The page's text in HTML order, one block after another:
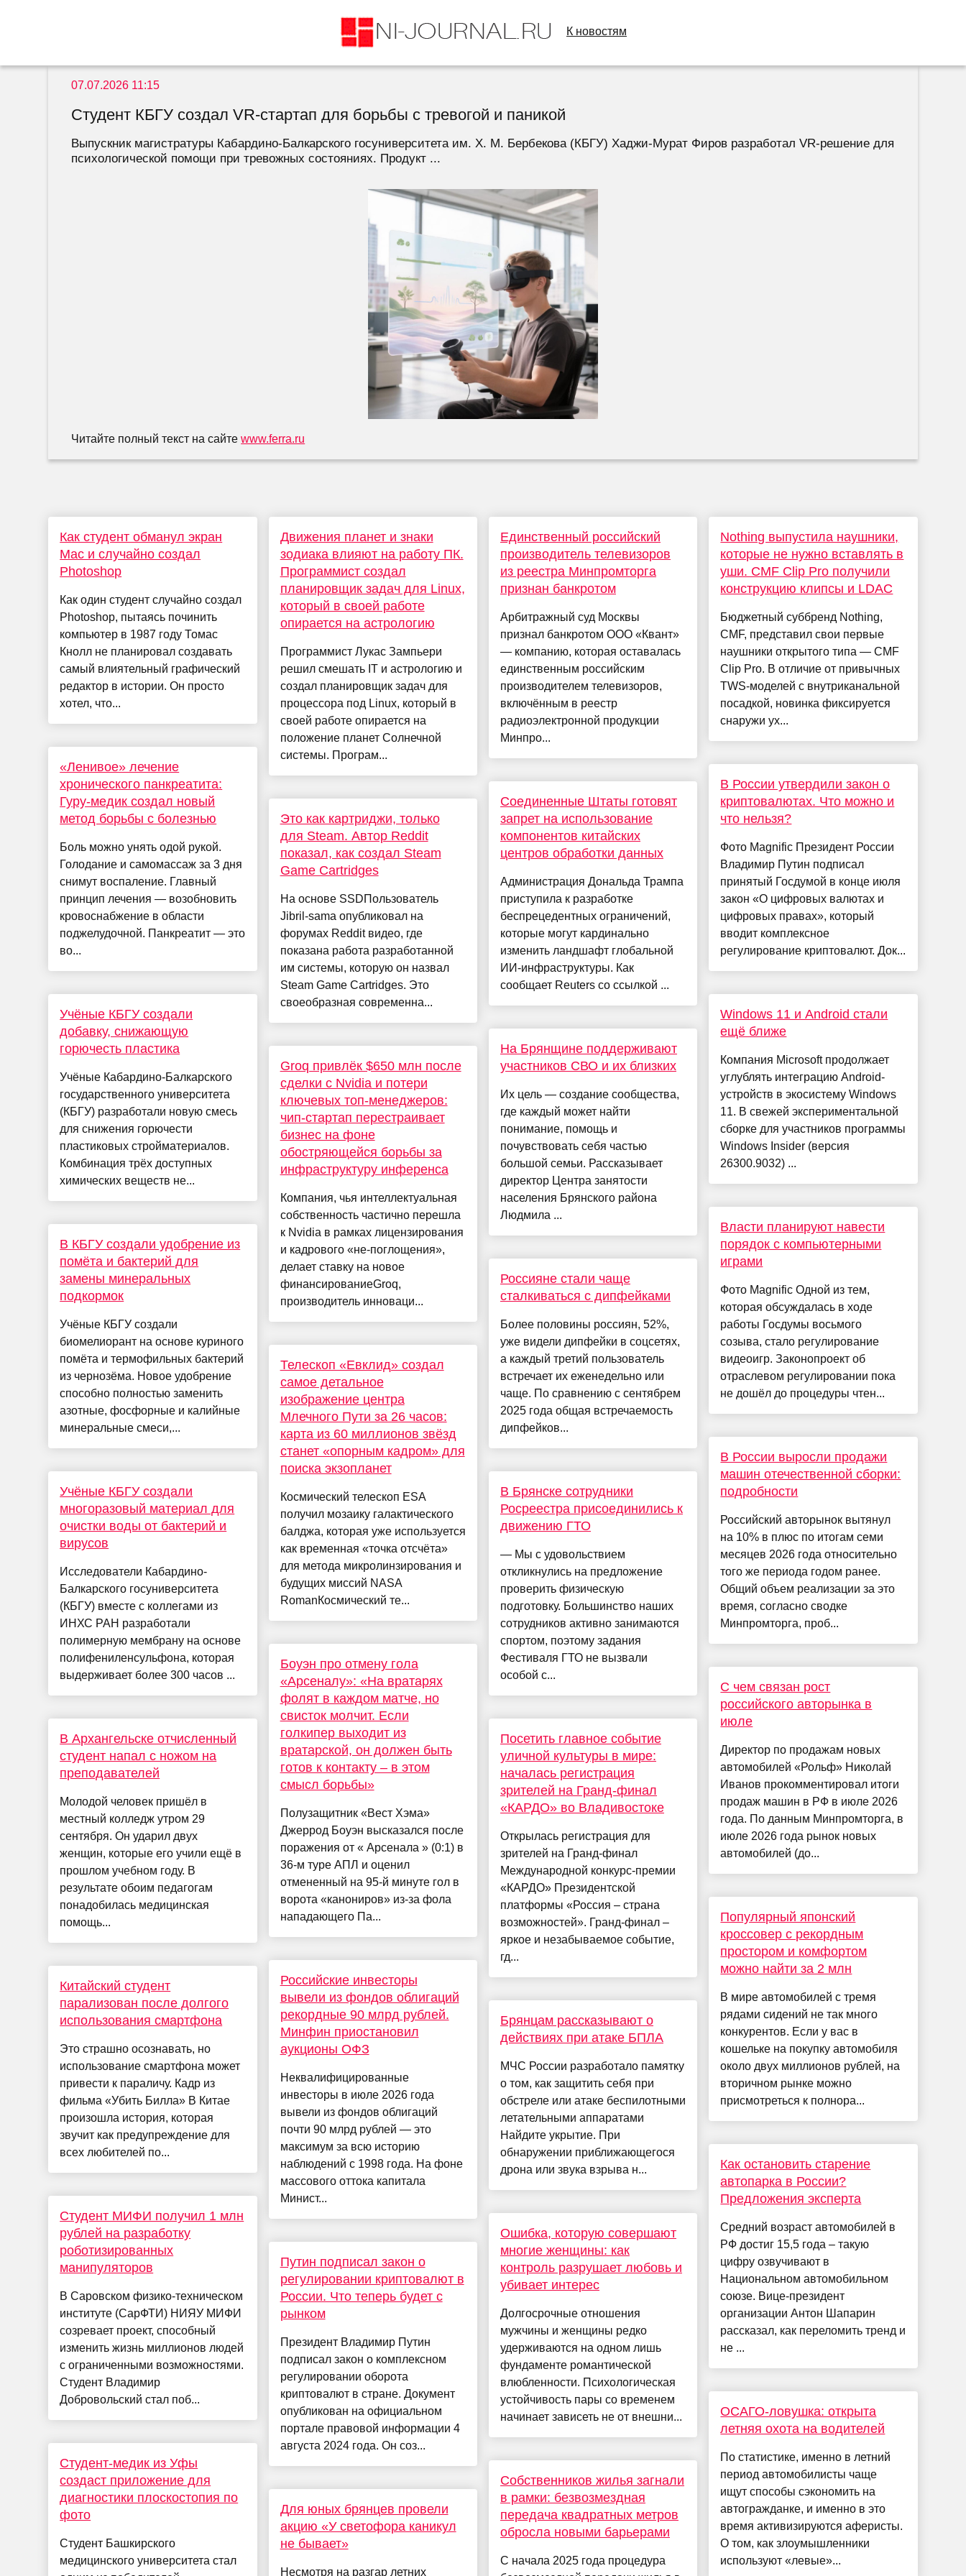
К новостям
07.07.2026 11:15
Студент КБГУ создал VR-стартап для борьбы с тревогой и паникой
Выпускник магистратуры Кабардино-Балкарского госуниверситета им. Х. М. Бербекова (КБГУ) Хаджи-Мурат Фиров разработал VR-решение для
психологической помощи при тревожных состояниях. Продукт ...
Читайте полный текст на сайтеwww.ferra.ru
Как студент обманул экран
Mac и случайно создал
Photoshop
Как один студент случайно создал
Photoshop, пытаясь починить
компьютер в 1987 году Томас
Кнолл не планировал создавать
самый влиятельный графический
редактор в истории. Он просто
хотел, что...
«Ленивое» лечение
хронического панкреатита:
Гуру-медик создал новый
метод борьбы с болезнью
Боль можно унять одой рукой.
Голодание и самомассаж за 3 дня
снимут воспаление. Главный
принцип лечения — возобновить
кровоснабжение в области
поджелудочной. Панкреатит — это
во...
Учёные КБГУ создали
добавку, снижающую
горючесть пластика
Учёные Кабардино-Балкарского
государственного университета
(КБГУ) разработали новую смесь
для снижения горючести
пластиковых стройматериалов.
Комбинация трёх доступных
химических веществ не...
В КБГУ создали удобрение из
помёта и бактерий для
замены минеральных
подкормок
Учёные КБГУ создали
биомелиорант на основе куриного
помёта и термофильных бактерий
из чернозёма. Новое удобрение
способно полностью заменить
азотные, фосфорные и калийные
минеральные смеси,...
Учёные КБГУ создали
многоразовый материал для
очистки воды от бактерий и
вирусов
Исследователи Кабардино-
Балкарского госуниверситета
(КБГУ) вместе с коллегами из
ИНХС РАН разработали
полимерную мембрану на основе
полифениленсульфона, которая
выдерживает более 300 часов ...
В Архангельске отчисленный
студент напал с ножом на
преподавателей
Молодой человек пришёл в
местный колледж утром 29
сентября. Он ударил двух
женщин, которые его учили ещё в
прошлом учебном году. В
результате обоим педагогам
понадобилась медицинская
помощь...
Китайский студент
парализован после долгого
использования смартфона
Это страшно осознавать, но
использование смартфона может
привести к параличу. Кадр из
фильма «Убить Билла» В Китае
произошла история, которая
звучит как предупреждение для
всех любителей по...
Студент МИФИ получил 1 млн
рублей на разработку
роботизированных
манипуляторов
В Саровском физико-техническом
институте (СарФТИ) НИЯУ МИФИ
созревает проект, способный
изменить жизнь миллионов людей
с ограниченными возможностями.
Студент Владимир
Добровольский стал поб...
Студент-медик из Уфы
создаст приложение для
диагностики плоскостопия по
фото
Студент Башкирского
медицинского университета стал
Движения планет и знаки
зодиака влияют на работу ПК.
Программист создал
планировщик задач для Linux,
который в своей работе
опирается на астрологию
Программист Лукас Зампьери
решил смешать IT и астрологию и
создал планировщик задач для
процессора под Linux, который в
своей работе опирается на
положение планет Солнечной
системы. Програм...
Это как картриджи, только
для Steam. Автор Reddit
показал, как создал Steam
Game Cartridges
На основе SSDПользователь
Jibril-sama опубликовал на
форумах Reddit видео, где
показана работа разработанной
им системы, которую он назвал
Steam Game Cartridges. Это
своеобразная современна...
Groq привлёк $650 млн после
сделки с Nvidia и потери
ключевых топ-менеджеров:
чип-стартап перестраивает
бизнес на фоне
обостряющейся борьбы за
инфраструктуру инференса
Компания, чья интеллектуальная
собственность частично перешла
к Nvidia в рамках лицензирования
и кадрового «не-поглощения»,
делает ставку на новое
финансированиеGroq,
производитель инноваци...
Телескоп «Евклид» создал
самое детальное
изображение центра
Млечного Пути за 26 часов:
карта из 60 миллионов звёзд
станет «опорным кадром» для
поиска экзопланет
Космический телескоп ESA
получил мозаику галактического
балджа, которая уже используется
как временная «точка отсчёта»
для метода микролинзирования и
будущих миссий NASA
RomanКосмический те...
Боуэн про отмену гола
«Арсеналу»: «На вратарях
фолят в каждом матче, но
свисток молчит. Если
голкипер выходит из
вратарской, он должен быть
готов к контакту – в этом
смысл борьбы»
Полузащитник «Вест Хэма»
Джеррод Боуэн высказался после
поражения от « Арсенала » (0:1) в
36-м туре АПЛ и оценил
отмененный на 95-й минуте гол в
ворота «канониров» из-за фола
нападающего Па...
Российские инвесторы
вывели из фондов облигаций
рекордные 90 млрд рублей.
Минфин приостановил
аукционы ОФЗ
Неквалифицированные
инвесторы в июле 2026 года
вывели из фондов облигаций
почти 90 млрд рублей — это
максимум за всю историю
наблюдений с 1998 года. На фоне
массового оттока капитала
Минист...
Путин подписал закон о
регулировании криптовалют в
России. Что теперь будет с
рынком
Президент Владимир Путин
подписал закон о комплексном
регулировании оборота
криптовалют в стране. Документ
опубликован на официальном
портале правовой информации 4
августа 2024 года. Он соз...
Для юных брянцев провели
акцию «У светофора каникул
не бывает»
Несмотря на разгар летних
Единственный российский
производитель телевизоров
из реестра Минпромторга
признан банкротом
Арбитражный суд Москвы
признал банкротом ООО «Квант»
— компанию, которая оставалась
единственным российским
производителем телевизоров,
включённым в реестр
радиоэлектронной продукции
Минпро...
Соединенные Штаты готовят
запрет на использование
компонентов китайских
центров обработки данных
Администрация Дональда Трампа
приступила к разработке
беспрецедентных ограничений,
которые могут кардинально
изменить ландшафт глобальной
ИИ-инфраструктуры. Как
сообщает Reuters со ссылкой ...
На Брянщине поддерживают
участников СВО и их близких
Их цель — создание сообщества,
где каждый может найти
понимание, помощь и
почувствовать себя частью
большой семьи. Рассказывает
директор Центра занятости
населения Брянского района
Людмила ...
Россияне стали чаще
сталкиваться с дипфейками
Более половины россиян, 52%,
уже видели дипфейки в соцсетях,
а каждый третий пользователь
встречает их еженедельно или
чаще. По сравнению с сентябрем
2025 года общая встречаемость
дипфейков...
В Брянске сотрудники
Росреестра присоединились к
движению ГТО
— Мы с удовольствием
откликнулись на предложение
проверить физическую
подготовку. Большинство наших
сотрудников активно занимаются
спортом, поэтому задания
Фестиваля ГТО не вызвали
особой с...
Посетить главное событие
уличной культуры в мире:
началась регистрация
зрителей на Гранд-финал
«КАРДО» во Владивостоке
Открылась регистрация для
зрителей на Гранд-финал
Международной конкурс-премии
«КАРДО» Президентской
платформы «Россия – страна
возможностей». Гранд-финал –
яркое и незабываемое событие,
гд...
Брянцам рaссказывают о
действиях при атаке БПЛA
МЧС России разработало памятку
о том, как защитить себя при
обстреле или атаке беспилотными
летательными аппаратами
Найдите укрытие. При
обнаружении приближающегося
дрона или звука взрыва н...
Ошибка, которую совершают
многие женщины: как
контроль разрушает любовь и
убивает интерес
Долгосрочные отношения
мужчины и женщины редко
удерживаются на одном лишь
фундаменте романтической
влюбленности. Психологическая
устойчивость пары со временем
начинает зависеть не от внешни...
Собственников жилья загнали
в рамки: безвозмездная
передача квадратных метров
обросла новыми барьерами
С начала 2025 года процедура
Nothing выпустила наушники,
которые не нужно вставлять в
уши. CMF Clip Pro получили
конструкцию клипсы и LDAC
Бюджетный суббренд Nothing,
CMF, представил свои первые
наушники открытого типа — CMF
Clip Pro. В отличие от привычных
TWS-моделей с внутриканальной
посадкой, новинка фиксируется
снаружи ух...
В России утвердили закон о
криптовалютах. Что можно и
что нельзя?
Фото Magnific Президент России
Владимир Путин подписал
принятый Госдумой в конце июля
закон «О цифровых валютах и
цифровых правах», который
вводит комплексное
регулирование криптовалют. Док...
Windows 11 и Android стали
ещё ближе
Компания Microsoft продолжает
углублять интеграцию Android-
устройств в экосистему Windows
11. В свежей экспериментальной
сборке для участников программы
Windows Insider (версия
26300.9032) ...
Власти планируют навести
порядок с компьютерными
играми
Фото Magnific Одной из тем,
которая обсуждалась в ходе
работы Госдумы восьмого
созыва, стало регулирование
видеоигр. Законопроект об
отраслевом регулировании пока
не дошёл до процедуры чтен...
В России выросли продажи
машин отечественной сборки:
подробности
Российский авторынок вытянул
на 10% в плюс по итогам семи
месяцев 2026 года относительно
того же периода годом ранее.
Общий объем реализации за это
время, согласно сводке
Минпромторга, проб...
С чем связан рост
российского авторынка в
июле
Директор по продажам новых
автомобилей «Рольф» Николай
Иванов прокомментировал итоги
продаж машин в РФ в июле 2026
года. По данным Минпромторга, в
июле 2026 года рынок новых
автомобилей (до...
Популярный японский
кроссовер с рекордным
простором и комфортом
можно найти за 2 млн
В мире автомобилей с тремя
рядами сидений не так много
конкурентов. Если у вас в
кошельке на покупку автомобиля
около двух миллионов рублей, на
вторичном рынке можно
присмотреться к полнора...
Как остановить старение
автопарка в России?
Предложения эксперта
Средний возраст автомобилей в
РФ достиг 15,5 года – такую
цифру озвучивают в
Национальном автомобильном
союзе. Вице-президент
организации Антон Шапарин
рассказал, как переломить тренд и
не ...
ОСАГО-ловушка: открыта
летняя охота на водителей
По статистике, именно в летний
период автомобилисты чаще
ищут способы сэкономить на
автогражданке, и именно в это
время активизируются аферисты.
О том, как злоумышленники
используют «левые»...